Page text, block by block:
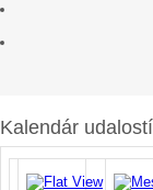
Kalendár udalostí